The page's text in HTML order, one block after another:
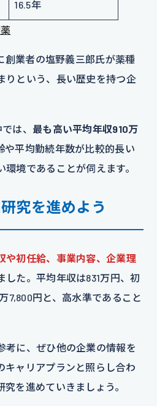
16.5年
創業者の塩野義三郎氏が薬種
りという、長い歴史を持つ企
は、 最も高い平均年収910万
や平均勤続年数が比較的長い
境であることが伺えます。
究を進めよう
や初任給、事業内容、企業理
した。平均年収は831万円、初
7,800円と、高水準であること
考に、ぜひ他の企業の情報を
キャリアプランと照らし合わ
を進めていきましょう。